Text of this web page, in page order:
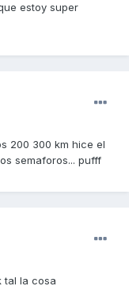
estoy super
200 300 km hice el
semaforos... pufff
tal la cosa